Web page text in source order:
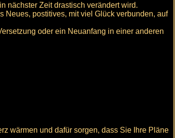
nächster Zeit drastisch verändert wird.
Neues, postitives, mit viel Glück verbunden, auf
oder ein Neuanfang in einer anderen
wärmen und dafür sorgen, dass Sie Ihre Pläne